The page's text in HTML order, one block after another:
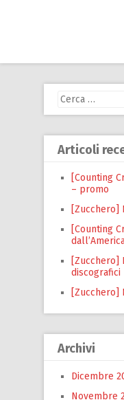
Ricerca
Articoli
[Counting
– promo
[Zucchero]
[Counting
[Zucchero]
discografici
[Zucchero]
Archivi
Dicembre
Novembre